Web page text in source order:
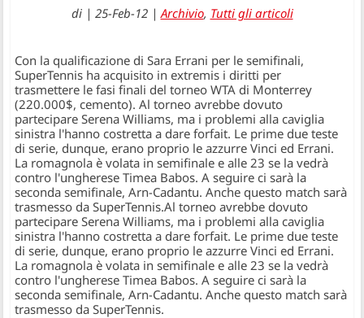
di | 25-Feb-12|Archivio, Tutti gli articoli
Con la qualificazione di Sara Errani per le semifinali,
SuperTennis ha acquisito in extremis i diritti per
trasmettere le fasi finali del torneo WTA di Monterrey
(220.000$, cemento). Al torneo avrebbe dovuto
partecipare Serena Williams, ma i problemi alla caviglia
sinistra l'hanno costretta a dare forfait. Le prime due teste
di serie, dunque, erano proprio le azzurre Vinci ed Errani.
La romagnola è volata in semifinale e alle 23 se la vedrà
contro l'ungherese Timea Babos. A seguire ci sarà la
seconda semifinale, Arn-Cadantu. Anche questo match sarà
trasmesso da SuperTennis.Al torneo avrebbe dovuto
partecipare Serena Williams, ma i problemi alla caviglia
sinistra l'hanno costretta a dare forfait. Le prime due teste
di serie, dunque, erano proprio le azzurre Vinci ed Errani.
La romagnola è volata in semifinale e alle 23 se la vedrà
contro l'ungherese Timea Babos. A seguire ci sarà la
seconda semifinale, Arn-Cadantu. Anche questo match sarà
trasmesso da SuperTennis.